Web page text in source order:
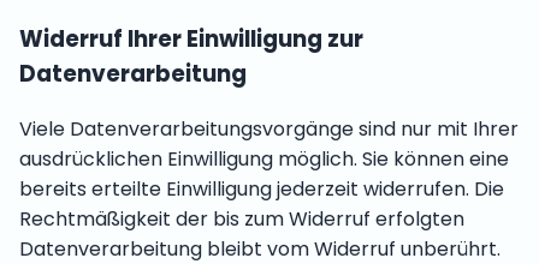
Widerruf Ihrer Einwilligung zur
Datenverarbeitung
Viele Datenverarbeitungsvorgänge sind nur mit Ihrer
ausdrücklichen Einwilligung möglich. Sie können eine
bereits erteilte Einwilligung jederzeit widerrufen. Die
Rechtmäßigkeit der bis zum Widerruf erfolgten
Datenverarbeitung bleibt vom Widerruf unberührt.